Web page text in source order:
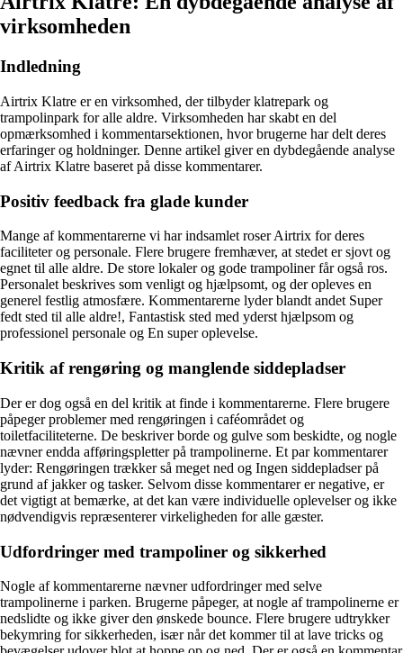
virksomheden
Indledning
Airtrix Klatre er en virksomhed, der tilbyder klatrepark og
trampolinpark for alle aldre. Virksomheden har skabt en del
opmærksomhed i kommentarsektionen, hvor brugerne har delt deres
erfaringer og holdninger. Denne artikel giver en dybdegående analyse
af Airtrix Klatre baseret på disse kommentarer.
Positiv feedback fra glade kunder
Mange af kommentarerne vi har indsamlet roser Airtrix for deres
faciliteter og personale. Flere brugere fremhæver, at stedet er sjovt og
egnet til alle aldre. De store lokaler og gode trampoliner får også ros.
Personalet beskrives som venligt og hjælpsomt, og der opleves en
generel festlig atmosfære. Kommentarerne lyder blandt andet Super
fedt sted til alle aldre!, Fantastisk sted med yderst hjælpsom og
professionel personale og En super oplevelse.
Kritik af rengøring og manglende siddepladser
Der er dog også en del kritik at finde i kommentarerne. Flere brugere
påpeger problemer med rengøringen i caféområdet og
toiletfaciliteterne. De beskriver borde og gulve som beskidte, og nogle
nævner endda afføringspletter på trampolinerne. Et par kommentarer
lyder: Rengøringen trækker så meget ned og Ingen siddepladser på
grund af jakker og tasker. Selvom disse kommentarer er negative, er
det vigtigt at bemærke, at det kan være individuelle oplevelser og ikke
nødvendigvis repræsenterer virkeligheden for alle gæster.
Udfordringer med trampoliner og sikkerhed
Nogle af kommentarerne nævner udfordringer med selve
trampolinerne i parken. Brugerne påpeger, at nogle af trampolinerne er
nedslidte og ikke giver den ønskede bounce. Flere brugere udtrykker
bekymring for sikkerheden, især når det kommer til at lave tricks og